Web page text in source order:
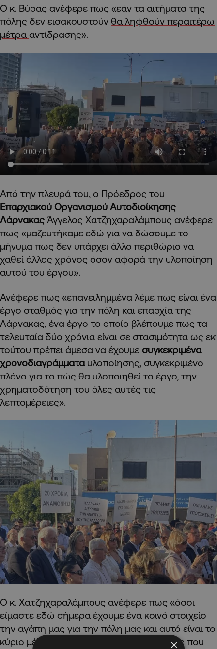
Ο κ. Βύρας ανέφερε πως «εάν τα αιτήματα της
πόλης δεν εισακουστούν θα ληφθούν περαιτέρω
μέτρα αντίδρασης».
Από την πλευρά του, ο Πρόεδρος του
Επαρχιακού Οργανισμού Αυτοδιοίκησης
Λάρνακας Άγγελος Χατζηχαραλάμπους ανέφερε
πως «μαζευτήκαμε εδώ για να δώσουμε το
μήνυμα πως δεν υπάρχει άλλο περιθώριο να
χαθεί άλλος χρόνος όσον αφορά την υλοποίηση
αυτού του έργου».
Ανέφερε πως «επανειλημμένα λέμε πως είναι ένα
έργο σταθμός για την πόλη και επαρχία της
Λάρνακας, ένα έργο το οποίο βλέπουμε πως τα
τελευταία δύο χρόνια είναι σε στασιμότητα ως εκ
τούτου πρέπει άμεσα να έχουμε συγκεκριμένα
χρονοδιαγράμματαυλοποίησης, συγκεκριμένο
πλάνο για το πώς θα υλοποιηθεί το έργο, την
χρηματοδότηση του όλες αυτές τις
λεπτομέρειες».
Ο κ. Χατζηχαραλάμπους ανέφερε πως «όσοι
είμαστε εδώ σήμερα έχουμε ένα κοινό στοιχείο
την αγάπη μας για την πόλη μας και αυτό είναι το
κύριο μέλημα μας. Και αυτός είναι ο λόγος που
×